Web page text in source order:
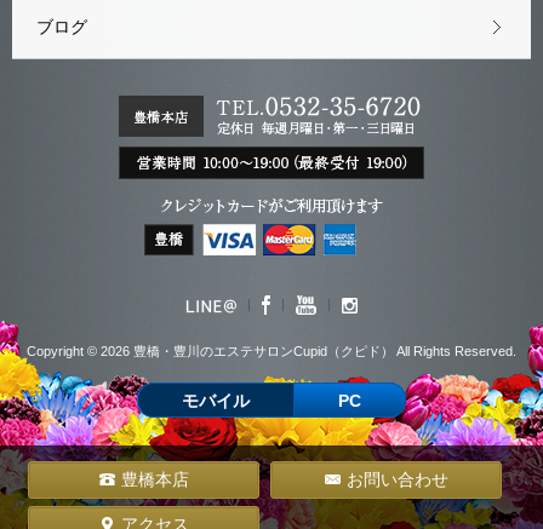
ブログ
Copyright © 2026 豊橋・豊川のエステサロンCupid（クピド） All Rights Reserved.
モバイル PC
豊橋本店 お問い合わせ
アクセス